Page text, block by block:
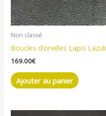
Non classé
Boucles d’oreilles Lapis Lazuli
169.00€
Ajouter au panier